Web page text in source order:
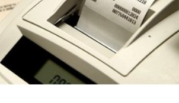
покупок с Aliexpress
с Aliexpress
Project
Project
разработки для MODX REVO
безопасность